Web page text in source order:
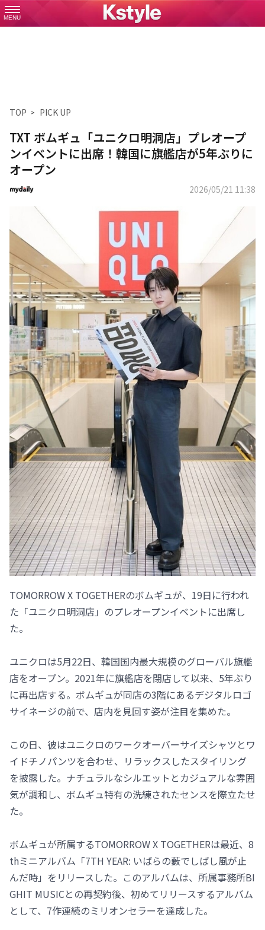
MENU
TOP PICK UP
TXT ボムギュ「ユニクロ明洞店」プレオープ
ンイベントに出席！韓国に旗艦店が5年ぶりに
オープン
2026/05/21 11:38
TOMORROW X TOGETHERのボムギュが、19日に行われ
た「ユニクロ明洞店」のプレオープンイベントに出席し
た。
ユニクロは5月22日、韓国国内最大規模のグローバル旗艦
店をオープン。2021年に旗艦店を閉店して以来、5年ぶり
に再出店する。ボムギュが同店の3階にあるデジタルロゴ
サイネージの前で、店内を見回す姿が注目を集めた。
この日、彼はユニクロのワークオーバーサイズシャツとワ
イドチノパンツを合わせ、リラックスしたスタイリング
を披露した。ナチュラルなシルエットとカジュアルな雰囲
気が調和し、ボムギュ特有の洗練されたセンスを際立たせ
た。
ボムギュが所属するTOMORROW X TOGETHERは最近、8
thミニアルバム「7TH YEAR: いばらの藪でしばし風が止
んだ時」をリリースした。このアルバムは、所属事務所BI
GHIT MUSICとの再契約後、初めてリリースするアルバム
として、7作連続のミリオンセラーを達成した。